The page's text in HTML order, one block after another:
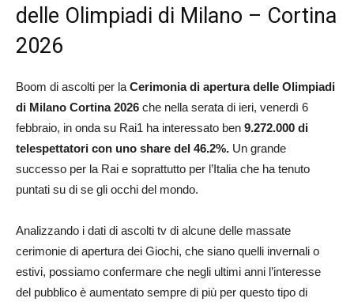
delle Olimpiadi di Milano – Cortina
2026
Boom di ascolti per la Cerimonia di apertura delle Olimpiadi
di Milano Cortina 2026 che nella serata di ieri, venerdì 6
febbraio, in onda su Rai1 ha interessato ben 9.272.000 di
telespettatori con uno share del 46.2%. Un grande
successo per la Rai e soprattutto per l’Italia che ha tenuto
puntati su di se gli occhi del mondo.
Analizzando i dati di ascolti tv di alcune delle massate
cerimonie di apertura dei Giochi, che siano quelli invernali o
estivi, possiamo confermare che negli ultimi anni l’interesse
del pubblico è aumentato sempre di più per questo tipo di